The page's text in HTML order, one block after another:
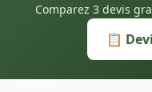
Comparez 3 devis
📋